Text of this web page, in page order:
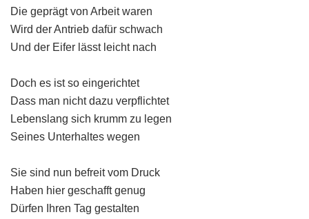
Die geprägt von Arbeit waren
Wird der Antrieb dafür schwach
Und der Eifer lässt leicht nach
Doch es ist so eingerichtet
Dass man nicht dazu verpflichtet
Lebenslang sich krumm zu legen
Seines Unterhaltes wegen
Sie sind nun befreit vom Druck
Haben hier geschafft genug
Dürfen Ihren Tag gestalten